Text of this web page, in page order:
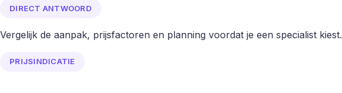
DIRECT ANTWOORD
Vergelijk de aanpak, prijsfactoren en planning voordat je een specialist kiest.
PRIJSINDICATIE